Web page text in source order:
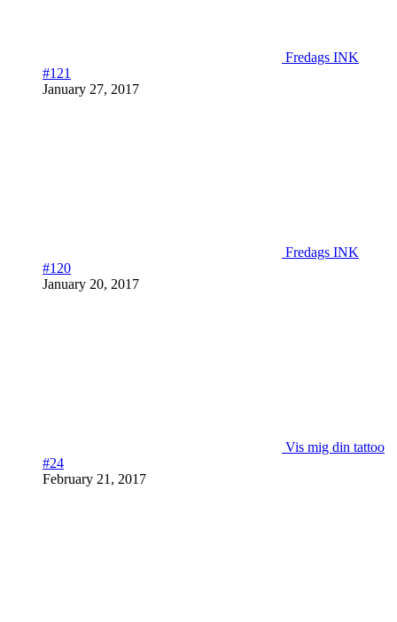
Fredags INK
#121
January 27, 2017
Fredags INK
#120
January 20, 2017
Vis mig din tattoo
#24
February 21, 2017